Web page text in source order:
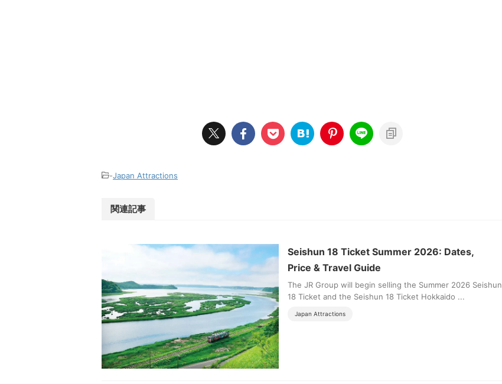
-Japan Attractions
関連記事
Seishun 18 Ticket Summer 2026: Dates,
Price & Travel Guide
The JR Group will begin selling the Summer 2026 Seishun
18 Ticket and the Seishun 18 Ticket Hokkaido ...
Japan Attractions